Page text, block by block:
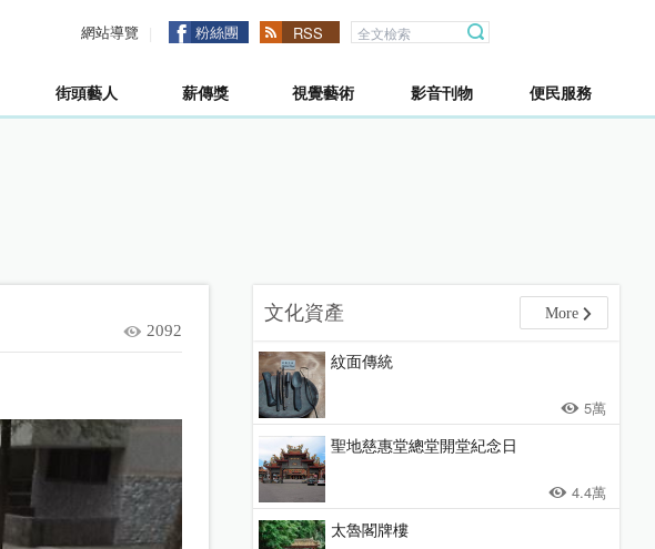
網站導覽 粉絲團 RSS
街頭藝人 薪傳獎 視覺藝術 影音刊物 便民服務
2092
文化資產 More
紋面傳統
5萬
聖地慈惠堂總堂開堂紀念日
4.4萬
太魯閣牌樓